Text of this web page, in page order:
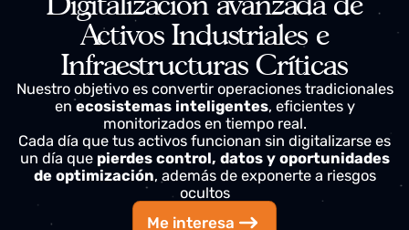
Digitalización avanzada de
Activos Industriales e
Infraestructuras Críticas
Nuestro objetivo es convertir operaciones
ecosistemas inteligentes, eficientes y
monitorizados en tiempo real.
Cada día que tus activos funcionan sin digitalizarse
un día quepierdes control, datos y
de optimización, además de exponerte a riesgos
ocultos